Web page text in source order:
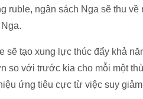
ruble, ngân sách Nga sẽ thu
sẽ tạo xung lực thúc đẩy khả
so với trước kia cho mỗi một
ứng tiêu cực từ việc suy